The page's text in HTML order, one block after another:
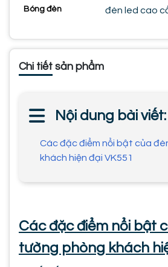
Bóng đèn đèn led cao
Chi tiết sản phẩm
Nội dung bài viết:
Các đặc điểm nổi bật của
khách hiện đại VK551
Các đặc điểm nổi bật
tường phòng khách